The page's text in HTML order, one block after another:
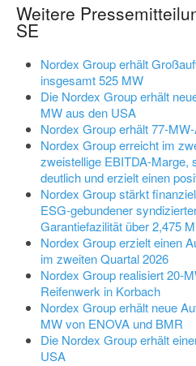
Weitere
SE
Nordex Group erhält
insgesamt 525 MW
Die Nordex Group erhält
MW aus den USA
Nordex Group erhält 77-
Nordex Group erreicht im
zweistellige EBITDA-Marge,
deutlich und erzielt einen
Nordex Group stärkt
ESG-gebundener
Garantiefazilität über 2,475
Nordex Group erzielt einen
im zweiten Quartal 2026
Nordex Group realisiert 20-
Reifenwerk in Korbach
Nordex Group erhält neue
MW von ENOVA und BMR
Die Nordex Group erhält
USA